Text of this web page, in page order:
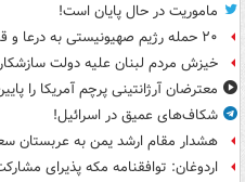
ماموریت در حال پایان است!
۲۰ حمله رژیم صهیونیستی به درعا و قنیطره در یک هفته
خیزش مردم لبنان علیه دولت
معترضان آرژانتینی پرچم آمریکا را
شکاف‌های عمیق در اسرائیل!
هشدار مقام ارشد یمن به عربستان
اردوغان: توافقنامه مکه پذیرای